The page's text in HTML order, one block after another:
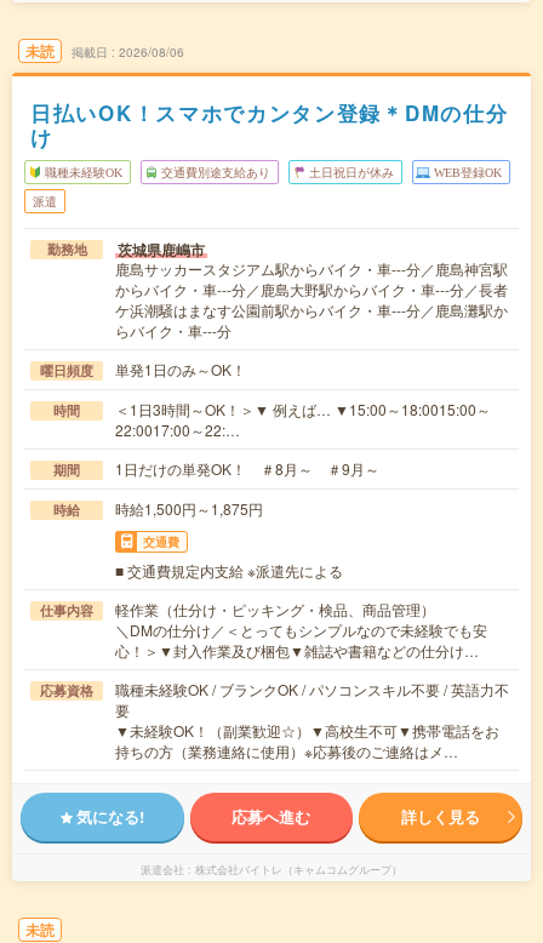
未読 掲載日 2026/08/06
日払いOK！スマホでカンタン登録＊DMの仕分
け
職種未経験OK 交通費別途支給あり 土日祝日が休み WEB登録OK
派遣
勤務地 茨城県鹿嶋市
鹿島サッカースタジアム駅からバイク・車---分／鹿島神宮駅
からバイク・車---分／鹿島大野駅からバイク・車---分／長者
ケ浜潮騒はまなす公園前駅からバイク・車---分／鹿島灘駅か
らバイク・車---分
曜日頻度 単発1日のみ～OK！
時間
＜1日3時間～OK！＞▼ 例えば… ▼15:00～18:0015:00～
22:0017:00～22:…
期間 1日だけの単発OK！ ＃8月～ ＃9月～
時給 時給1,500円～1,875円
交通費
■ 交通費規定内支給 ※派遣先による
仕事内容
軽作業（仕分け・ピッキング・検品、商品管理）
＼DMの仕分け／＜とってもシンプルなので未経験でも安
心！＞▼封入作業及び梱包▼雑誌や書籍などの仕分け…
応募資格
職種未経験OK / ブランクOK / パソコンスキル不要 / 英語力不
要
▼未経験OK！（副業歓迎☆）▼高校生不可▼携帯電話をお
持ちの方（業務連絡に使用）※応募後のご連絡はメ…
気になる! 応募へ進む 詳しく見る
派遣会社 株式会社バイトレ（キャムコムグループ）
未読